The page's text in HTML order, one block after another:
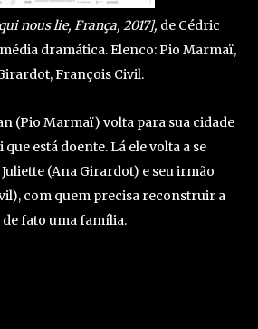
nous lie, França, 2017], de Cédric
dramática. Elenco: Pio Marmaï,
François Civil.
(Pio Marmaï) volta para sua cidade
está doente. Lá ele volta a se
(Ana Girardot) e seu irmão
com quem precisa reconstruir a
fato uma família.